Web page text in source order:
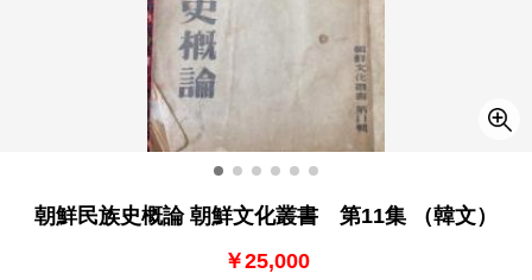
朝鮮民族史概論 朝鮮文化叢書 第11集 （韓文）
￥25,000